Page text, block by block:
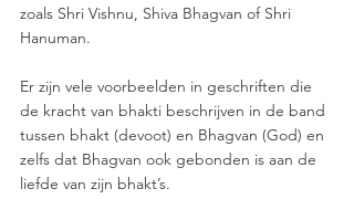
zoals Shri Vishnu, Shiva Bhagvan of Shri
Hanuman.
Er zijn vele voorbeelden in geschriften die
de kracht van bhakti beschrijven in de band
tussen bhakt (devoot) en Bhagvan (God) en
zelfs dat Bhagvan ook gebonden is aan de
liefde van zijn bhakt’s.